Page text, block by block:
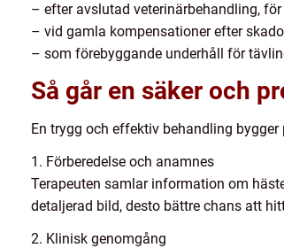
– efter avslutad veterinärbehandling,
– vid gamla kompensationer efter
– som förebyggande underhåll för
Så går en säker och
En trygg och effektiv behandling
1. Förberedelse och anamnes
Terapeuten samlar information om
detaljerad bild, desto bättre chans att
2. Klinisk genomgång